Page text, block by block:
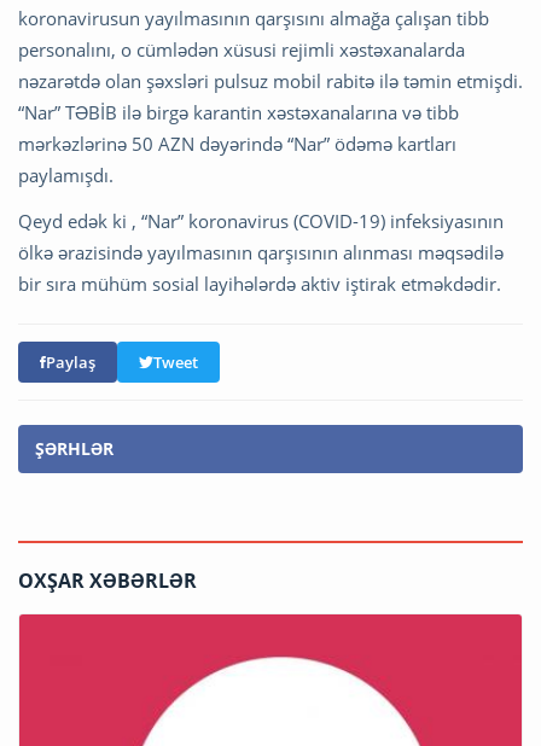
koronavirusun yayılmasının qarşısını almağa çalışan tibb
personalını, o cümlədən xüsusi rejimli xəstəxanalarda
nəzarətdə olan şəxsləri pulsuz mobil rabitə ilə təmin etmişdi.
“Nar” TƏBİB ilə birgə karantin xəstəxanalarına və tibb
mərkəzlərinə 50 AZN dəyərində “Nar” ödəmə kartları
paylamışdı.
Qeyd edək ki , “Nar” koronavirus (COVID-19) infeksiyasının
ölkə ərazisində yayılmasının qarşısının alınması məqsədilə
bir sıra mühüm sosial layihələrdə aktiv iştirak etməkdədir.
Paylaş Tweet
ŞƏRHLƏR
OXŞAR XƏBƏRLƏR